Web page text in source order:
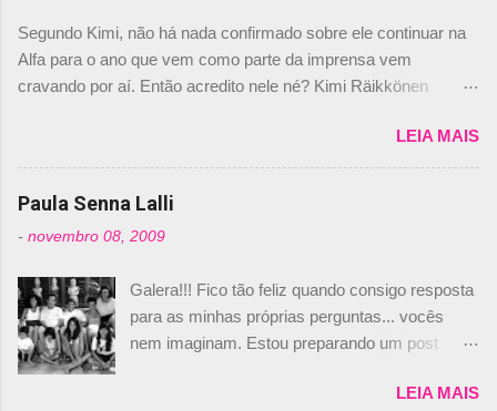
não será o companheiro de Bruno Senna em
2010. "Na verdade, nós recebemos uma oferta
de Piquet", admitiu Audetto. “Mas depois de ter
dois brasileiros”, explicou, dizendo ainda que
não tem nada contra o filho do tricampeão
Nelson Piquet. “Ele é um bom piloto, rápido e
experiente.” Audetto disse ainda que a suposta
não corresponde à realidade. “O suposto 15%
de investimento seria menor do que aquilo que
outros pilotos podem trazer: italianos, r...
Segundo Kimi, não há nada confirmado sobre ele continuar na
Alfa para o ano que vem como parte da imprensa vem
cravando por aí. Então acredito nele né? Kimi Räikkönen
truth but I’ve never had an option in my contract so that’s
should, pretty much, tell you that it’s not true." #Kimi7 #EifelGP
#AlfaRomeoRacing pic.twitter.com/77EDVn39Ia — Kimi
Romain falando sobre o fato do Iceman estar há tantos anos na
F1. What is it like to have Kimi as a team mate? 🙌 Over to you,
@RGrosjean ! #EifelGP 🇩🇪 #F1
pic.twitter.com/GSAu1LWnwW — Formula 1 (@F1) October 8,
2020 Beijinhos, Ludy
LEIA MAIS
Paula Senna Lalli
- novembro 08, 2009
Galera!!! Fico tão feliz quando consigo resposta
para as minhas próprias perguntas... vocês
nem imaginam. Estou preparando um post
nunca falei sobre ela, aqui no Octeto. No meio
LEIA MAIS